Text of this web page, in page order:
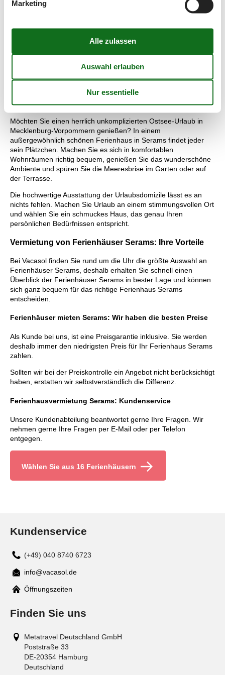
gewaltige Großsteingräber spannungsvolle Einblicke in die
aus der rügenschen Vergangenheit.
einfach gut. Die ruhige Stimmung in dem beschaulichen
Ferienort sorgt ganz von selbst für Entspannung, neue Kraft und
Tag auf sich zukommen lassen – hier können Sie unbeschwert
nach Ihrem Rhythmus leben.
Möchten Sie einen herrlich unkomplizierten Ostsee-Urlaub in
Mecklenburg-Vorpommern genießen? In einem
außergewöhnlich schönen Ferienhaus in Serams findet jeder
sein Plätzchen. Machen Sie es sich in komfortablen
Wohnräumen richtig bequem, genießen Sie das wunderschöne
Ambiente und spüren Sie die Meeresbrise im Garten oder auf
der Terrasse.
Die hochwertige Ausstattung der Urlaubsdomizile lässt es an
nichts fehlen. Machen Sie Urlaub an einem stimmungsvollen Ort
und wählen Sie ein schmuckes Haus, das genau Ihren
persönlichen Bedürfnissen entspricht.
Vermietung von Ferienhäuser Serams: Ihre Vorteile
Bei Vacasol finden Sie rund um die Uhr die größte Auswahl an
Ferienhäuser Serams, deshalb erhalten Sie schnell einen
Überblick der Ferienhäuser Serams in bester Lage und können
sich ganz bequem für das richtige Ferienhaus Serams
entscheiden.
Ferienhäuser mieten Serams: Wir haben die besten Preise
Als Kunde bei uns, ist eine Preisgarantie inklusive. Sie werden
deshalb immer den niedrigsten Preis für Ihr Ferienhaus Serams
zahlen.
Sollten wir bei der Preiskontrolle ein Angebot nicht berücksichtigt
haben, erstatten wir selbstverständlich die Differenz.
Ferienhausvermietung Serams: Kundenservice
Unsere Kundenabteilung beantwortet gerne Ihre Fragen. Wir
nehmen gerne Ihre Fragen per E-Mail oder per Telefon
entgegen.
Wählen Sie aus 16 Ferienhäusern
Kundenservice
(+49) 040 8740 6723
Mail
info@vacasol.de
Öffnungszeiten
Finden Sie uns
Metatravel Deutschland GmbH
Poststraße 33
DE-20354 Hamburg
Deutschland
Marketing